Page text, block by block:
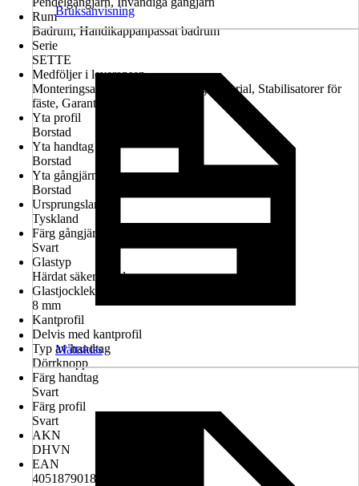
Rum
Badrum, Handikappanpassat badrum
Serie
SETTE
Medföljer i leveransen
Monteringsanvisningar, Monteringsmaterial, Stabilisatorer för
fäste, Garantiintyg
Yta profil
Borstad
Yta handtag
Borstad
Yta gångjärn
Borstad
Ursprungsland
Tyskland
Färg gångjärn
Svart
Glastyp
Härdat säkerhetsglas
Glastjocklek
8 mm
Kantprofil
Delvis med kantprofil
Typ av handtag
Dörrknopp
Färg handtag
Svart
Färg profil
Svart
AKN
DHVN
EAN
4051879018722
Bruksanvisning
Måttskiss